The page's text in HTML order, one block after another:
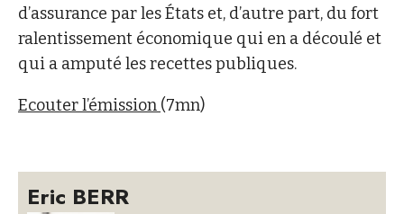
d’assurance par les États et, d’autre part, du fort
ralentissement économique qui en a découlé et
qui a amputé les recettes publiques.
Ecouter l’émission (7mn)
Eric BERR